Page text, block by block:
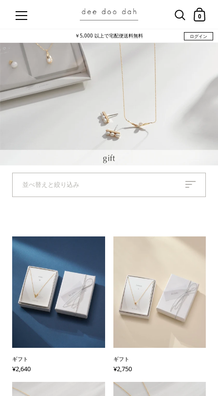
ショッ
0
新規会員登録で500ptプレゼント
ログイン
並べ替えと絞り込み
ギフト
¥2,640
ギフト
¥2,750